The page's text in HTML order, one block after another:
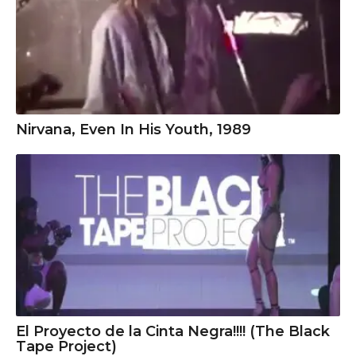
Nirvana, Even In His Youth, 1989
El Proyecto de la Cinta Negra!!!! (The Black
Tape Project)